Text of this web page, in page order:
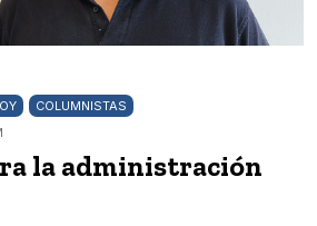
COLUMNISTAS
la administración